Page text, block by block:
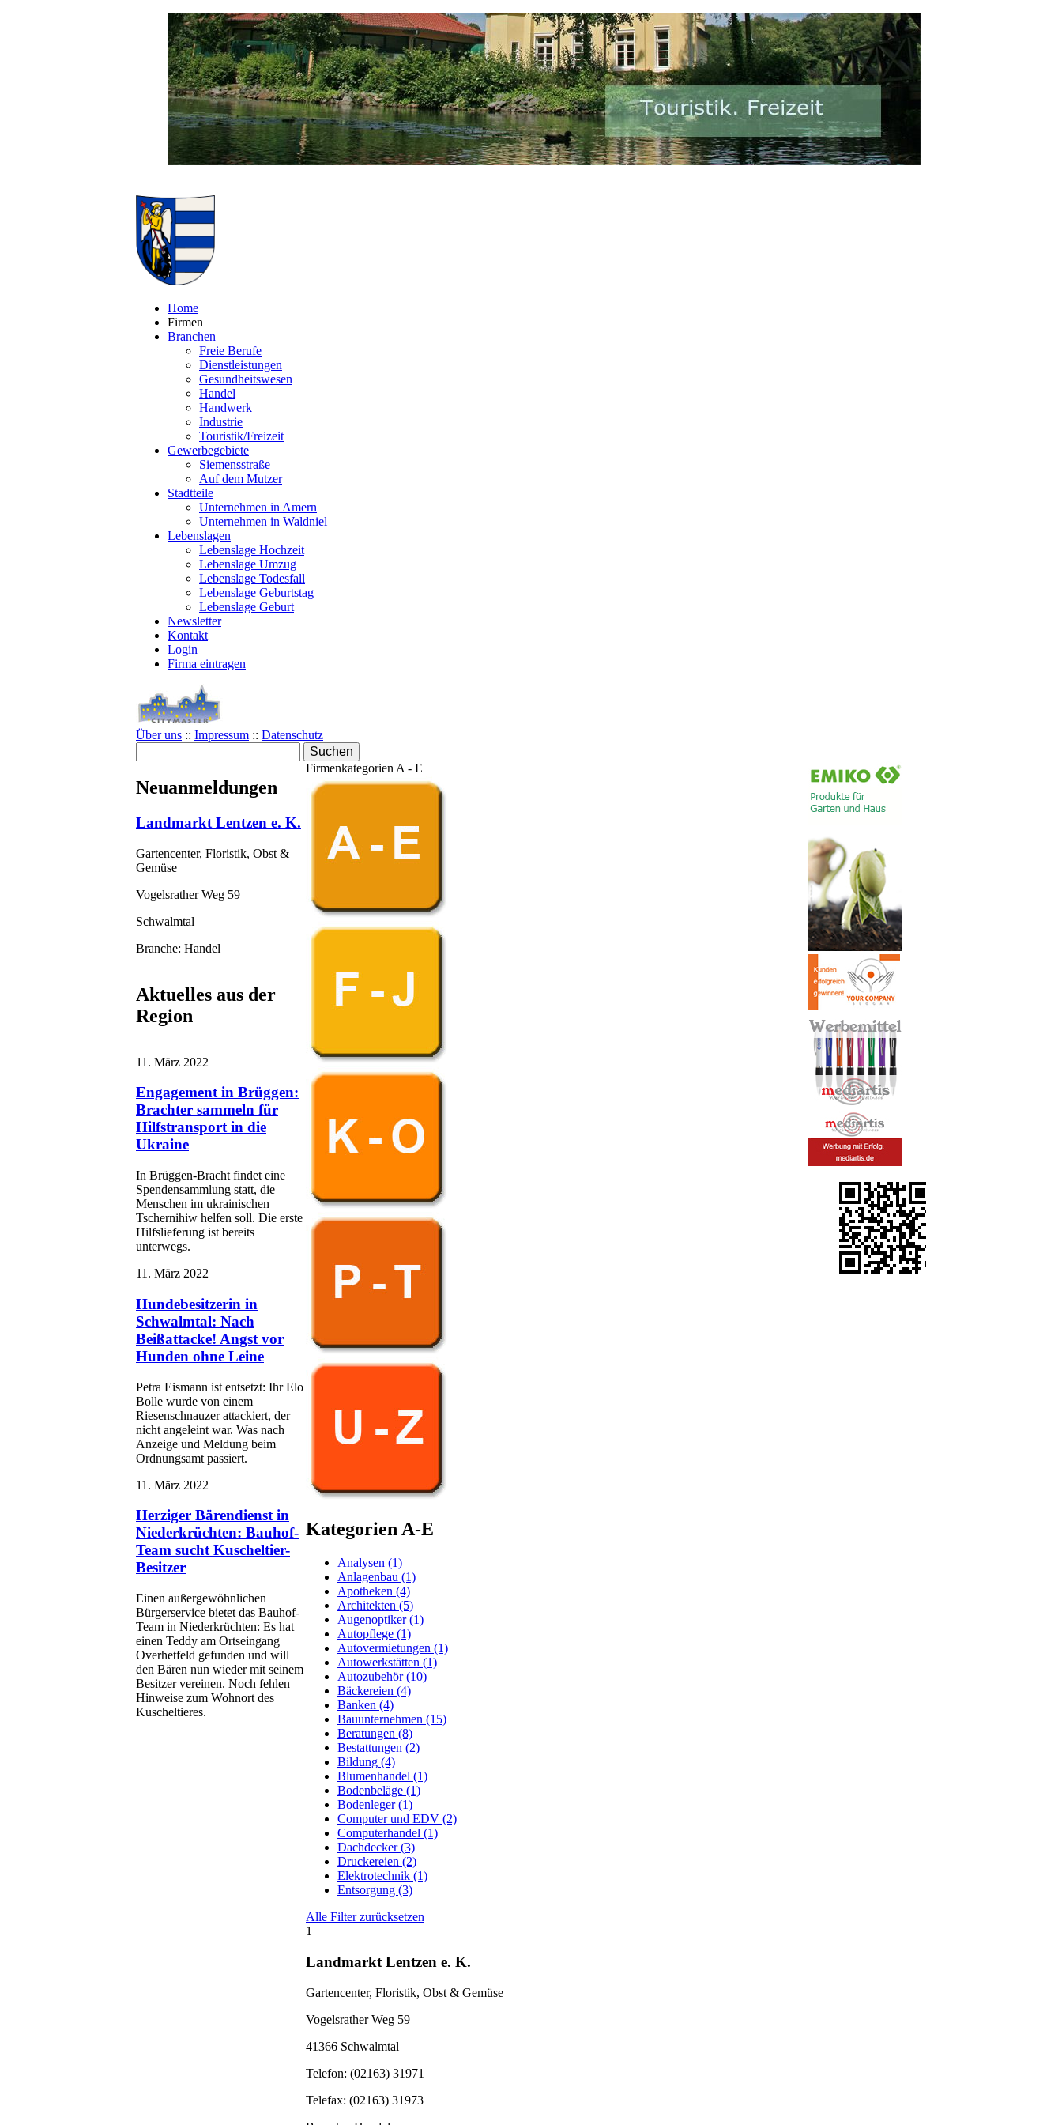
Home
Firmen
Branchen
Freie Berufe
Dienstleistungen
Gesundheitswesen
Handel
Handwerk
Industrie
Touristik/Freizeit
Gewerbegebiete
Siemensstraße
Auf dem Mutzer
Stadtteile
Unternehmen in Amern
Unternehmen in Waldniel
Lebenslagen
Lebenslage Hochzeit
Lebenslage Umzug
Lebenslage Todesfall
Lebenslage Geburtstag
Lebenslage Geburt
Newsletter
Kontakt
Login
Firma eintragen
Über uns :: Impressum :: Datenschutz
Neuanmeldungen
Landmarkt Lentzen e. K.
Gartencenter, Floristik, Obst &
Gemüse
Vogelsrather Weg 59
Schwalmtal
Branche: Handel
Aktuelles aus der
Region
11. März 2022
Engagement in Brüggen:
Brachter sammeln für
Hilfstransport in die
Ukraine
In Brüggen-Bracht findet eine
Spendensammlung statt, die
Menschen im ukrainischen
Tschernihiw helfen soll. Die erste
Hilfslieferung ist bereits
unterwegs.
11. März 2022
Hundebesitzerin in
Schwalmtal: Nach
Beißattacke! Angst vor
Hunden ohne Leine
Petra Eismann ist entsetzt: Ihr Elo
Bolle wurde von einem
Riesenschnauzer attackiert, der
nicht angeleint war. Was nach
Anzeige und Meldung beim
Ordnungsamt passiert.
11. März 2022
Herziger Bärendienst in
Niederkrüchten: Bauhof-
Team sucht Kuscheltier-
Besitzer
Einen außergewöhnlichen
Bürgerservice bietet das Bauhof-
Team in Niederkrüchten: Es hat
einen Teddy am Ortseingang
Overhetfeld gefunden und will
den Bären nun wieder mit seinem
Besitzer vereinen. Noch fehlen
Hinweise zum Wohnort des
Kuscheltieres.
Firmenkategorien A - E
Kategorien A-E
Analysen (1)
Anlagenbau (1)
Apotheken (4)
Architekten (5)
Augenoptiker (1)
Autopflege (1)
Autovermietungen (1)
Autowerkstätten (1)
Autozubehör (10)
Bäckereien (4)
Banken (4)
Bauunternehmen (15)
Beratungen (8)
Bestattungen (2)
Bildung (4)
Blumenhandel (1)
Bodenbeläge (1)
Bodenleger (1)
Computer und EDV (2)
Computerhandel (1)
Dachdecker (3)
Druckereien (2)
Elektrotechnik (1)
Entsorgung (3)
Alle Filter zurücksetzen
1
Landmarkt Lentzen e. K.
Gartencenter, Floristik, Obst & Gemüse
Vogelsrather Weg 59
41366 Schwalmtal
Telefon: (02163) 31971
Telefax: (02163) 31973